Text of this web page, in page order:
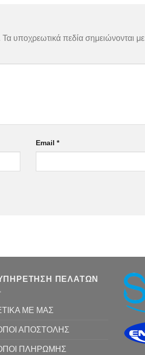
Τα υποχρεωτικά πεδία σημειώνονται με
Email*
ΠΕΛΑΤΩΝ
ΜΕ ΜΑΣ
ΑΠΟΣΤΟΛΗΣ
ΠΛΗΡΩΜΗΣ